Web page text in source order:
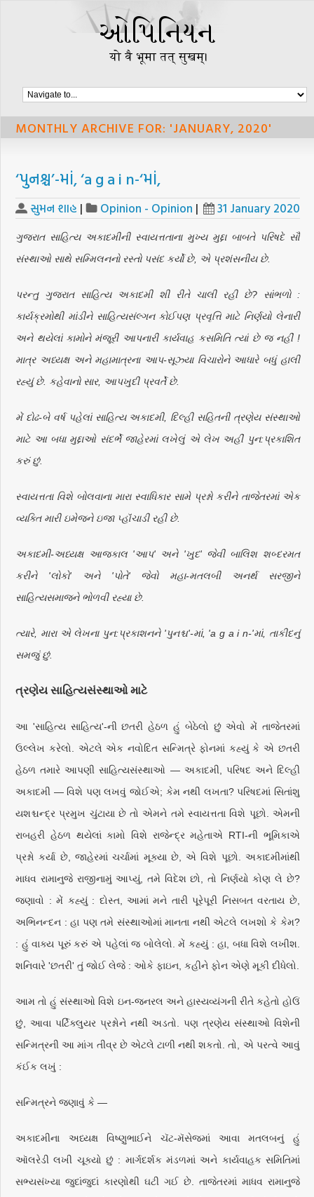
MONTHLY ARCHIVE FOR: 'JANUARY, 2020'
‘પુનશ્ચ’-માં, ‘a g a i n-‘માં,
સુમન શાહ | Opinion - Opinion | 31 January 2020
ગુજરાત સાહિત્ય અકાદમીની સ્વાયત્તતાના મુખ્ય મુદ્દા બાબતે પરિષદે સૌ
સંસ્થાઓ સાથે સમ્મિલનનો રસ્તો પસંદ કર્યો છે, એ પ્રશંસનીય છે.
પરન્તુ ગુજરાત સાહિત્ય અકાદમી શી રીતે ચાલી રહી છે? સાંભળો :
કાર્યક્રમોથી માંડીને સાહિત્યસંલ્ગન કોઈપણ પ્રવૃત્તિ માટે નિર્ણયો લેનારી
અને થયેલાં કામોને મંજૂરી આપનારી કાર્યવાહ કસમિતિ ત્યાં છે જ નહીં !
માત્ર અધ્યક્ષ અને મહામાત્રના આપ-સૂઝ્યા વિચારોને આધારે બધું હાલી
રહ્યું છે. કહેવાનો સાર, આપખુદી પ્રવર્તે છે.
મેં દોઢ-બે વર્ષ પહેલાં સાહિત્ય અકાદમી, દિલ્હી સહિતની ત્રણેય સંસ્થાઓ
માટે આ બધા મુદ્દાઓ સંદર્ભે જાહેરમાં લખેલું એ લેખ અહીં પુન:પ્રકાશિત
કરું છું.
સ્વાયત્તતા વિશે બોલવાના મારા સ્વાધિકાર સામે પ્રશ્નો કરીને તાજેતરમાં એક
વ્યક્તિ મારી ઇમેજને ઇજા પ્હૉંચાડી રહી છે.
અકાદમી-અધ્યક્ષ આજકાલ 'આપ' અને 'ખુદ' જેવી બાલિશ શબ્દરમત
કરીને 'લોકો' અને 'પોતે' જેવો મહા-મતલબી અનર્થ સરજીને
સાહિત્યસમાજને ભોળવી રહ્યા છે.
ત્યારે, મારા એ લેખના પુન:પ્રકાશનને 'પુનશ્ચ'-માં, 'a g a i n-'માં, તાકીદનું
સમજું છું.
ત્રણેય સાહિત્યસંસ્થાઓ માટે
આ 'સાહિત્ય સાહિત્ય'-ની છતરી હેઠળ હું બેઠેલો છું એવો મેં તાજેતરમાં
ઉલ્લેખ કરેલો. એટલે એક નવોદિત સન્મિત્રે ફોનમાં કહ્યું કે એ છતરી
હેઠળ તમારે આપણી સાહિત્યસંસ્થાઓ — અકાદમી, પરિષદ અને દિલ્હી
અકાદમી — વિશે પણ લખવું જોઈએ; કેમ નથી લખતા? પરિષદમાં સિતાંશુ
યશશ્ચન્દ્ર પ્રમુખ ચુંટાયા છે તો એમને તમે સ્વાયત્તતા વિશે પૂછો. એમની
રાબહરી હેઠળ થયેલાં કામો વિશે રાજેન્દ્ર મહેતાએ RTI-ની ભૂમિકાએ
પ્રશ્નો કર્યા છે, જાહેરમાં ચર્ચામાં મૂક્યા છે, એ વિશે પૂછો. અકાદમીમાંથી
માધવ રામાનુજે રાજીનામું આપ્યું, તમે વિદેશ છો, તો નિર્ણયો કોણ લે છે?
જણાવો : મેં કહ્યું : દોસ્ત, આમાં મને તારી પૂરેપૂરી નિસબત વરતાય છે,
અભિનન્દન : હા પણ તમે સંસ્થાઓમાં માનતા નથી એટલે લખશો કે કેમ?
: હું વાક્ય પૂરું કરું એ પહેલાં જ બોલેલો. મેં કહ્યું : હા, બધા વિશે લખીશ.
શનિવારે 'છતરી' તું જોઈ લેજે : ઓકે ફાઇન, કહીને ફોન એણે મૂકી દીધેલો.
આમ તો હું સંસ્થાઓ વિશે ઇન-જનરલ અને હાસ્યવ્યંગની રીતે કહેતો હોઉં
છું, આવા પર્ટિક્લુયર પ્રશ્નોને નથી અડતો. પણ ત્રણેય સંસ્થાઓ વિશેની
સન્મિત્રની આ માંગ તીવ્ર છે એટલે ટાળી નથી શકતો. તો, એ પરત્વે આવું
કંઈક લખું :
સન્મિત્રને જણાવું કે —
અકાદમીના અધ્યક્ષ વિષ્ણુભાઈને ચૅટ-મૅસેજમાં આવા મતલબનું હું
ઑલરેડી લખી ચૂક્યો છું : માર્ગદર્શક મંડળમાં અને કાર્યવાહક સમિતિમાં
સભ્યસંખ્યા જુદાંજુદાં કારણોથી ઘટી ગઈ છે. તાજેતરમાં માધવ રામાનુજે